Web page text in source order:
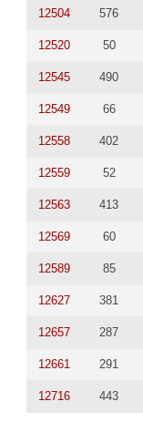
12504 576
12520 50
12545 490
12549 66
12558 402
12559 52
12563 413
12569 60
12589 85
12627 381
12657 287
12661 291
12716 443